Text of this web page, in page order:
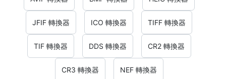
JFIF 轉換器 ICO 轉換器 TIFF 轉換器
TIF 轉換器 DDS 轉換器 CR2 轉換器
CR3 轉換器 NEF 轉換器